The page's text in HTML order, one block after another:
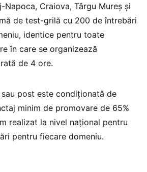
Napoca, Craiova, Târgu Mureş şi
de test-grilă cu 200 de întrebări
identice pentru toate
în care se organizează
de 4 ore.
sau post este condiționată de
minim de promovare de 65%
realizat la nivel național pentru
pentru fiecare domeniu.